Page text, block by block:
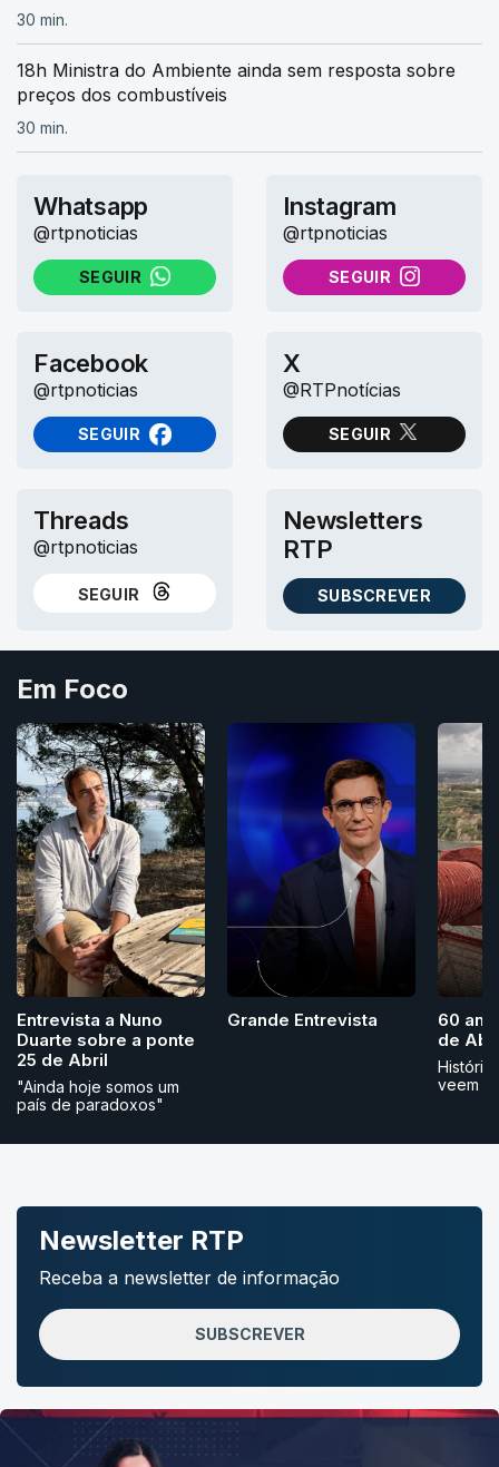
30 min.
18h Ministra do Ambiente ainda sem resposta sobre
preços dos combustíveis
30 min.
Whatsapp
@rtpnoticias
SEGUIR
NO WHATSAPP
Instagram
@rtpnoticias
SEGUIR
NO INSTAGRAM
Facebook
@rtpnoticias
SEGUIR
NO FACEBOOK
X
@RTPnotícias
SEGUIR
NO X (TWITTER)
Threads
@rtpnoticias
SEGUIR
NO THREADS
Newsletters
RTP
SUBSCREVER
AS NEWSLETTERS RTP
Em Foco
Entrevista a Nuno
Duarte sobre a ponte
25 de Abril
"Ainda hoje somos um
país de paradoxos"
Grande Entrevista
60
de
veem
Newsletter RTP
Receba a newsletter de informação
SUBSCREVER